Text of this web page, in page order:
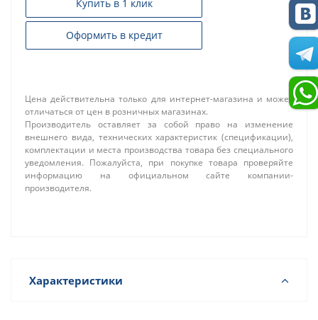
Купить в 1 клик
Оформить в кредит
Цена действительна только для интернет-магазина и может
отличаться от цен в розничных магазинах.
Производитель оставляет за собой право на изменение
внешнего вида, технических характеристик (спецификации),
комплектации и места производства товара без специального
уведомления. Пожалуйста, при покупке товара проверяйте
информацию на официальном сайте компании-
производителя.
Характеристики